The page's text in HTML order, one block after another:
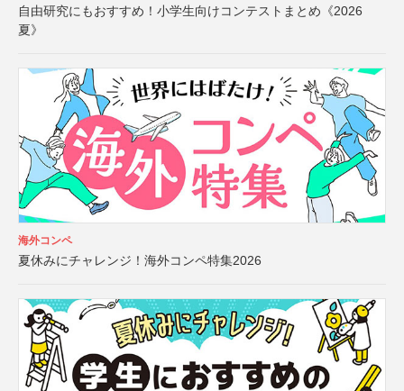
自由研究にもおすすめ！小学生向けコンテストまとめ《2026
夏》
海外コンペ
夏休みにチャレンジ！海外コンペ特集2026